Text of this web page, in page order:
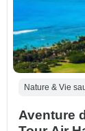
Nature & Vie
Aventure